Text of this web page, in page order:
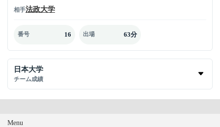
相手法政大学
番号 16 出場 63分
日本大学
チーム成績
Menu